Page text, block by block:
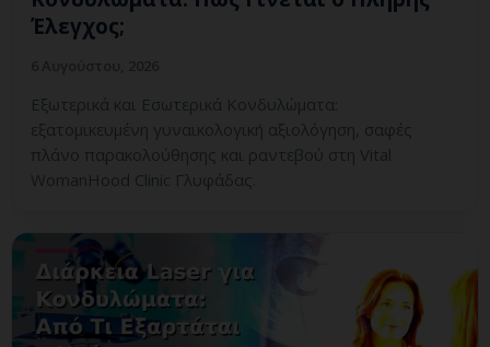
Έλεγχος;
Εξωτερικά και Εσωτερικά Κονδυλώματα:
εξατομικευμένη γυναικολογική αξιολόγηση, σαφές
πλάνο παρακολούθησης και ραντεβού στη Vital
WomanHood Clinic Γλυφάδας.